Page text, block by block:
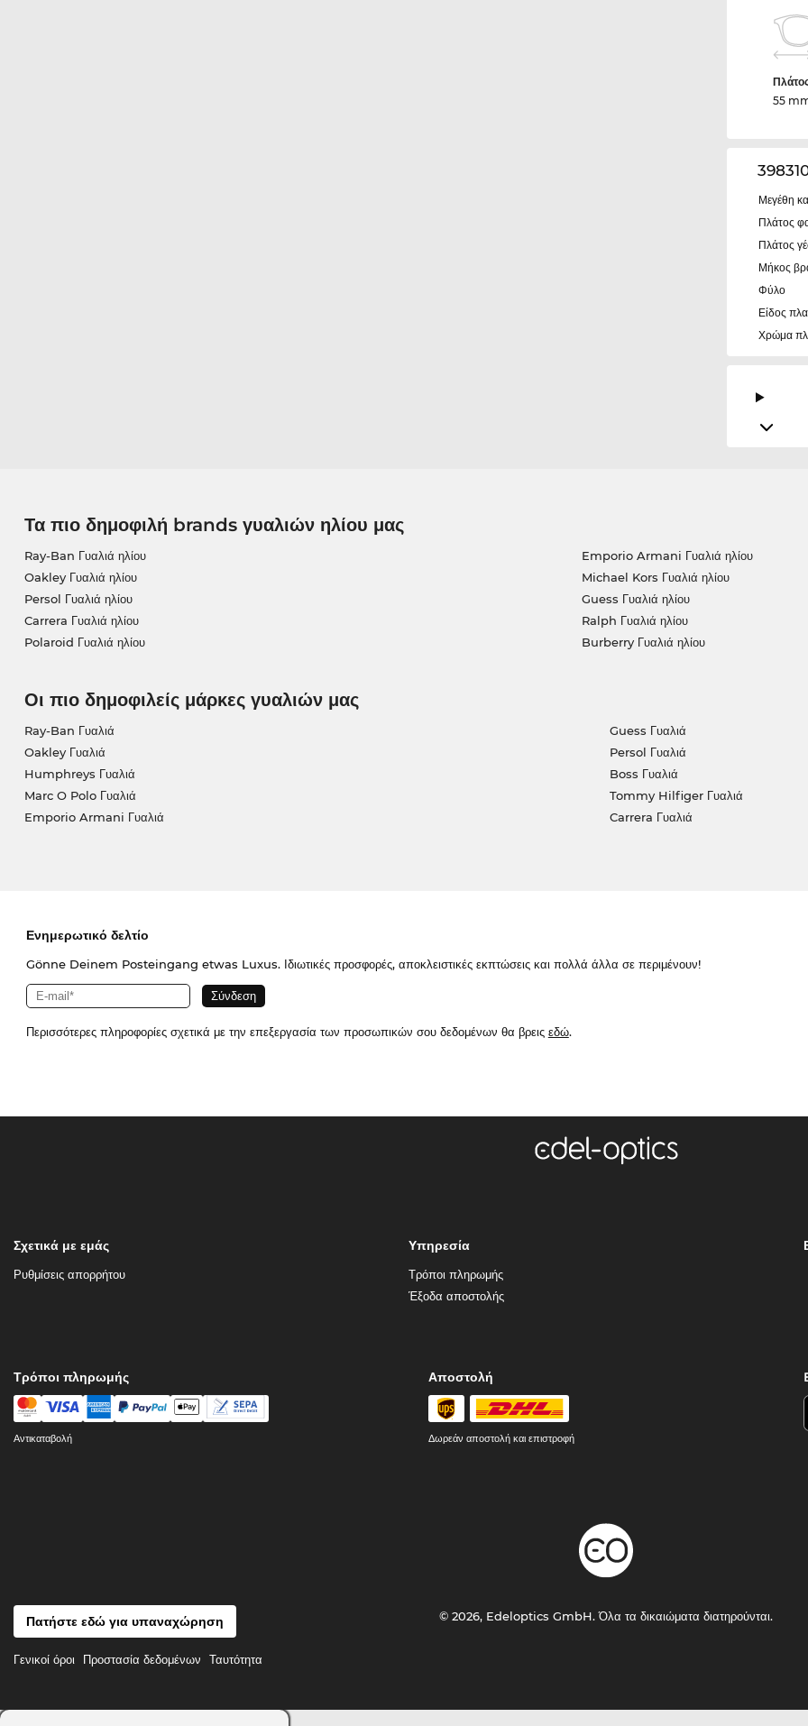
55
Μεγέθη
Πλάτος
Πλάτος
Μήκος
Φύλο
Είδος
Χρώμα
Τα πιο δημοφιλή brands γυαλιών ηλίου μας
Ray-Ban Γυαλιά ηλίου
Oakley Γυαλιά ηλίου
Persol Γυαλιά ηλίου
Carrera Γυαλιά ηλίου
Polaroid Γυαλιά ηλίου
Emporio Armani Γυαλιά ηλίου
Michael Kors Γυαλιά ηλίου
Guess Γυαλιά ηλίου
Ralph Γυαλιά ηλίου
Burberry Γυαλιά ηλίου
Οι πιο δημοφιλείς μάρκες γυαλιών μας
Ray-Ban Γυαλιά
Oakley Γυαλιά
Humphreys Γυαλιά
Marc O Polo Γυαλιά
Emporio Armani Γυαλιά
Guess Γυαλιά
Persol Γυαλιά
Boss Γυαλιά
Tommy Hilfiger Γυαλιά
Carrera Γυαλιά
Ενημερωτικό δελτίο
Gönne Deinem Posteingang etwas Luxus. Ιδιωτικές προσφορές, αποκλειστικές εκπτώσεις και πολλά άλλα σε περιμένουν!
Περισσότερες πληροφορίες σχετικά με την επεξεργασία των προσωπικών σου δεδομένων θα βρεις εδώ.
Σχετικά με εμάς
Ρυθμίσεις απορρήτου
Υπηρεσία
Τρόποι πληρωμής
Έξοδα αποστολής
Τρόποι πληρωμής
Αντικαταβολή
Αποστολή
Δωρεάν αποστολή και επιστροφή
Πατήστε εδώ για υπαναχώρηση
Γενικοί όροι Προστασία δεδομένων Ταυτότητα
© 2026, Edeloptics GmbH. Όλα τα δικαιώματα διατηρούνται.